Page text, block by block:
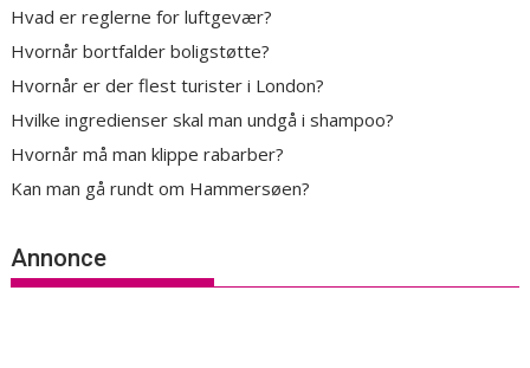
Hvad er reglerne for luftgevær?
Hvornår bortfalder boligstøtte?
Hvornår er der flest turister i London?
Hvilke ingredienser skal man undgå i shampoo?
Hvornår må man klippe rabarber?
Kan man gå rundt om Hammersøen?
Annonce